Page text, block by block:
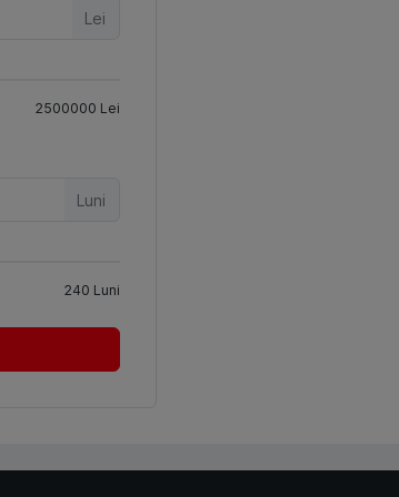
Lei
2500000 Lei
Luni
240 Luni